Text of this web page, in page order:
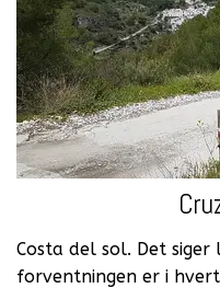
Costa del sol. Det
forventningen er i